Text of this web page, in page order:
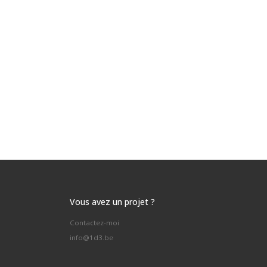
Vous avez un projet ?
Contactez-moi
info@1d3.be